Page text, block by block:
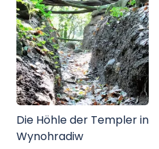
Die Höhle der Templer in
Wynohradiw